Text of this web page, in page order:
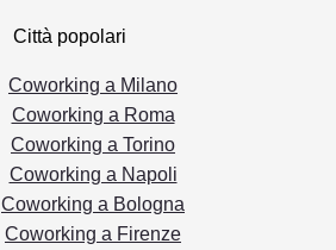
Città popolari
Coworking a Milano
Coworking a Roma
Coworking a Torino
Coworking a Napoli
Coworking a Bologna
Coworking a Firenze